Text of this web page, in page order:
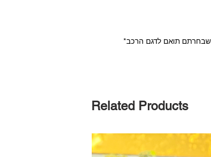
*אנו ניצור איתכם קשר לאחר ההזמנה, כדי לוודא שהמוצר שבחרתם תואם לדגם הרכב
Related Products